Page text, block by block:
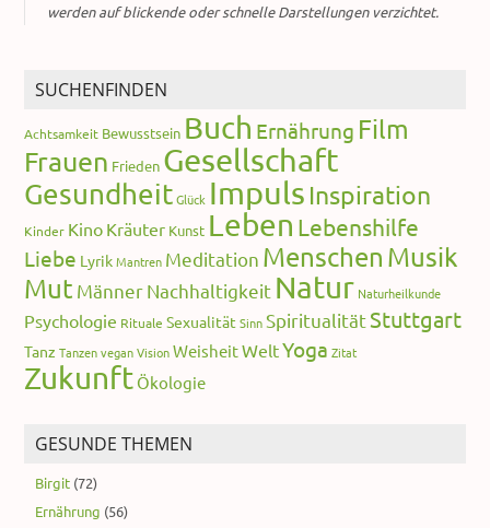
werden auf blickende oder schnelle Darstellungen verzichtet.
SUCHENFINDEN
Achtsamkeit Bewusstsein Buch Ernährung Film
Frauen Frieden Gesellschaft
Gesundheit Glück Impuls Inspiration
Kinder Kino Kräuter Kunst Leben Lebenshilfe
Liebe Lyrik Mantren Meditation Menschen Musik
Mut MännerNachhaltigkeit Natur Naturheilkunde
Psychologie Rituale Sexualität Sinn SpiritualitätStuttgart
Tanz Tanzen vegan Vision WeisheitWeltYoga Zitat
Zukunft Ökologie
GESUNDE THEMEN
Birgit (72)
Ernährung (56)